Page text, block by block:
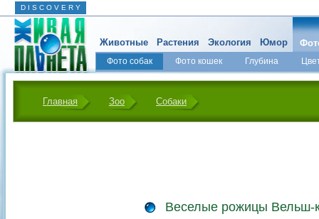
D I S C O V E R Y
Животные Растения Экология Юмор
Фото собак Фото кошек Глубина
Главная Зоо Собаки
Веселые рожицы Вельш-